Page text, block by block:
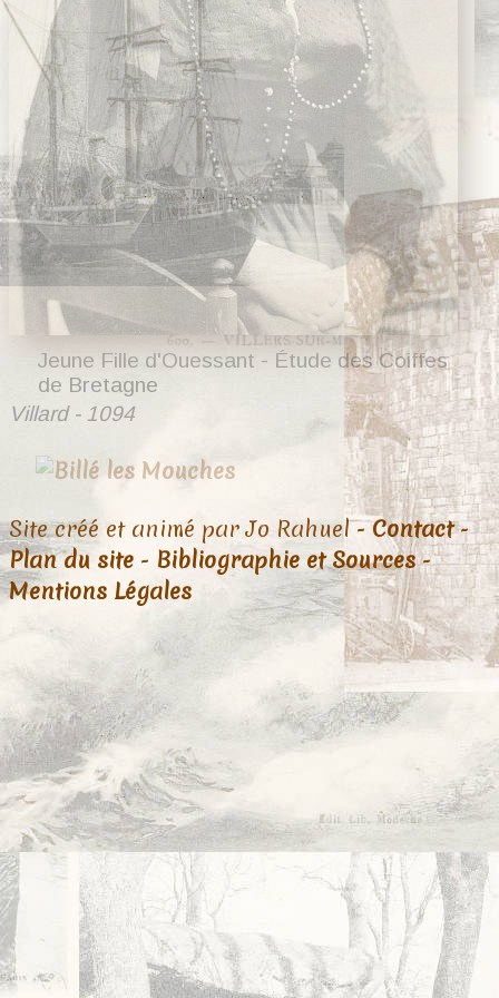
Jeune Fille d'Ouessant - Étude des Coiffes
de Bretagne
Villard - 1094
Site créé et animé par Jo Rahuel -Contact-
Plan du site - Bibliographie et Sources-
Mentions Légales